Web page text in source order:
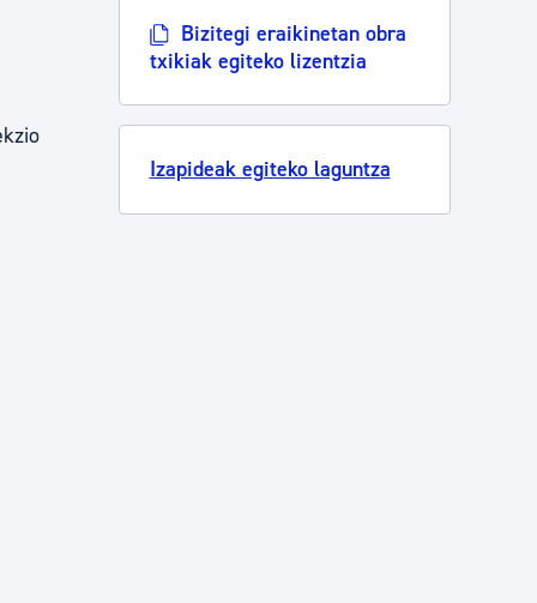
Bizitegi eraikinetan obra
txikiak egiteko lizentzia
Izapideak egiteko laguntza